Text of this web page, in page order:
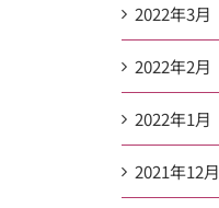
2022年3月
2022年2月
2022年1月
2021年12月